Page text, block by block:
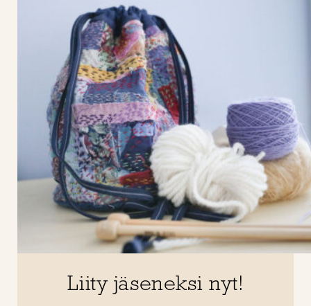
Liity jäseneksi nyt!